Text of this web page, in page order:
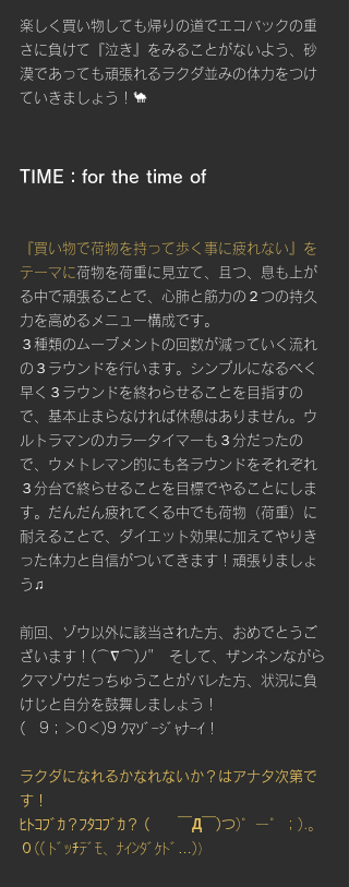
楽しく買い物しても帰りの道でエコバックの重
さに負けて『泣き』をみることがないよう、砂
漠であっても頑張れるラクダ並みの体力をつけ
ていきましょう！🐪
TIME：for the time of
『買い物で荷物を持って歩く事に疲れない』を
テーマに荷物を荷重に見立て、且つ、息も上が
る中で頑張ることで、心肺と筋力の２つの持久
力を高めるメニュー構成です。
３種類のムーブメントの回数が減っていく流れ
の３ラウンドを行います。シンプルになるべく
早く３ラウンドを終わらせることを目指すの
で、基本止まらなければ休憩はありません。ウ
ルトラマンのカラータイマーも３分だったの
で、ウメトレマン的にも各ラウンドをそれぞれ
３分台で終らせることを目標でやることにしま
す。だんだん疲れてくる中でも荷物（荷重）に
耐えることで、ダイエット効果に加えてやりき
った体力と自信がついてきます！頑張りましょ
う♫
前回、ゾウ以外に該当された方、おめでとうご
ざいます！(⌒∇⌒)ﾉ"　そして、ザンネンながら
クマゾウだっちゅうことがバレた方、状況に負
けじと自分を鼓舞しましょう！
(　9；＞0＜)9 ｸﾏｿﾞｰｼﾞｬﾅｰｲ！
ラクダになれるかなれないか？はアナタ次第で
す！
ﾋﾄｺﾌﾞｶ？ﾌﾀｺﾌﾞｶ？ (　　￣Д￣)つ)゜ー゜；).。
０(( ﾄﾞｯﾁﾃﾞﾓ、ﾅｲﾝﾀﾞｹﾄﾞ…)）